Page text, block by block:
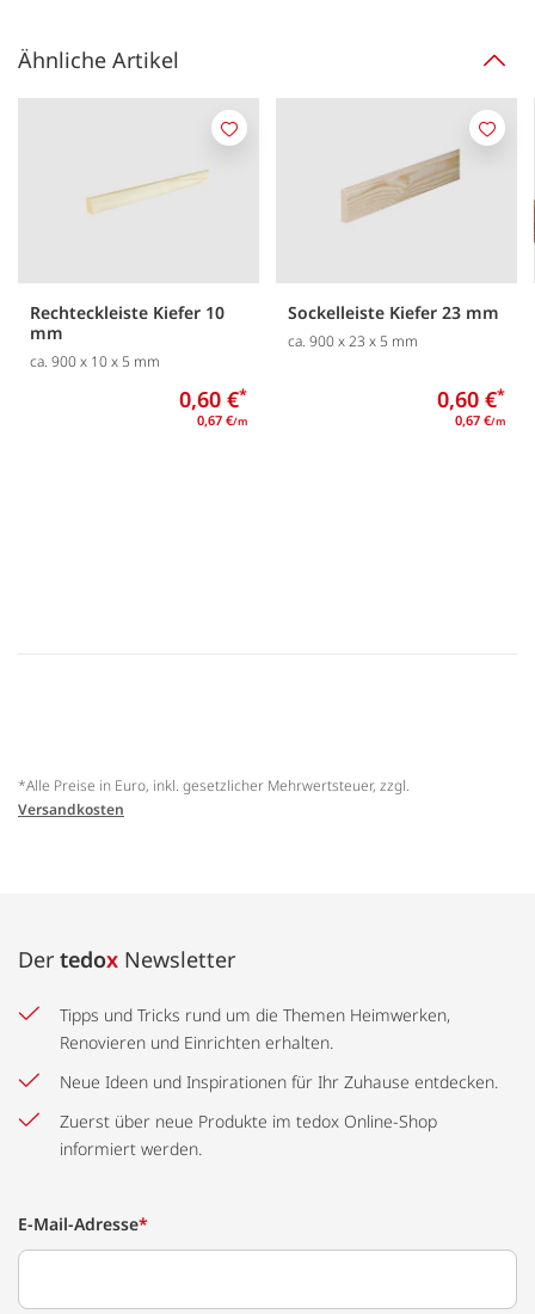
Ähnliche Artikel
Rechteckleiste Kiefer 10
mm
ca. 900 x 10 x 5 mm
0,60 €*
0,67 €/m
Merken
Sockelleiste Kiefer 23 mm
ca. 900 x 23 x 5 mm
0,60 €*
0,67 €/m
*Alle Preise in Euro, inkl. gesetzlicher Mehrwertsteuer, zzgl.
Versandkosten
Der tedox Newsletter
Tipps und Tricks rund um die Themen Heimwerken,
Renovieren und Einrichten erhalten.
Neue Ideen und Inspirationen für Ihr Zuhause entdecken.
Zuerst über neue Produkte im tedox Online-Shop
informiert werden.
E-Mail-Adresse*